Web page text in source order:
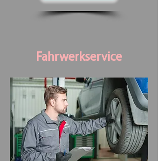
Fahrwerkservice